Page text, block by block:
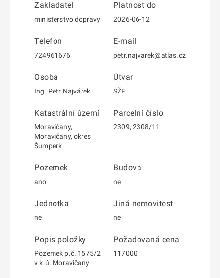
Zakladatel
ministerstvo dopravy
Platnost do
2026-06-12
Telefon
724961676
E-mail
petr.najvarek@atlas.cz
Osoba
Ing. Petr Najvárek
Útvar
SŽF
Katastrální území
Moravičany,
Moravičany, okres
Šumperk
Parcelní číslo
2309, 2308/11
Pozemek
ano
Budova
ne
Jednotka
ne
Jiná nemovitost
ne
Popis položky
Pozemek p.č. 1575/2
v k.ú. Moravičany
Požadovaná cena
117000